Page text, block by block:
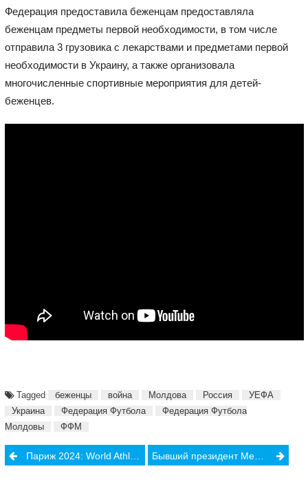
Федерация предоставила беженцам предоставляла
беженцам предметы первой необходимости, в том числе
отправила 3 грузовика с лекарствами и предметами первой
необходимости в Украину, а также организовала
многочисленные спортивные мероприятия для детей-
беженцев.
Tagged беженцы война Молдова Россия
УЕФА
Украина
Федерация Футбола
Федерация Футбола
Молдовы
ФФМ
PostПариж 2024: World Athletics официально представила новый вид легкоатлетических соревнований Бывший президент Международного союза биатлонистов Андерс Бессеберг получал взятки от России